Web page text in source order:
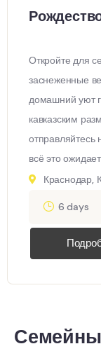
Откройте для
заснеженные
домашний уют
кавказским
отправляйтесь
всё это
Краснодар,
6 days